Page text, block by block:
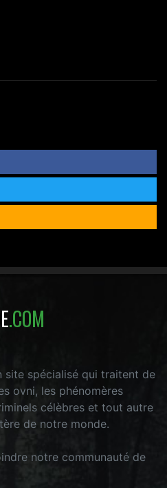
.COM
site spécialisé qui traitent de
ovni, les phénomères
célèbres et tout autre
de notre monde.
notre communauté de